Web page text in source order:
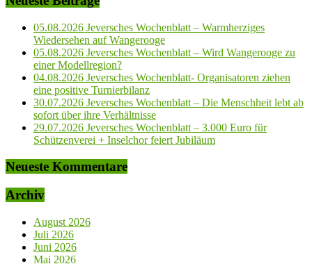
05.08.2026 Jeversches Wochenblatt – Warmherziges
Wiedersehen auf Wangerooge
05.08.2026 Jeversches Wochenblatt – Wird Wangerooge zu
einer Modellregion?
04.08.2026 Jeversches Wochenblatt- Organisatoren ziehen
eine positive Turnierbilanz
30.07.2026 Jeversches Wochenblatt – Die Menschheit lebt ab
sofort über ihre Verhältnisse
29.07.2026 Jeversches Wochenblatt – 3.000 Euro für
Schützenverei + Inselchor feiert Jubiläum
Neueste Kommentare
Archiv
August 2026
Juli 2026
Juni 2026
Mai 2026